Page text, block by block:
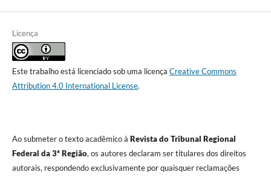
Licença
Este trabalho está licenciado sob uma licença Creative Commons
Attribution 4.0 International License.
Ao submeter o texto acadêmico à Revista do Tribunal Regional
Federal da 3ª Região, os autores declaram ser titulares dos direitos
autorais, respondendo exclusivamente por quaisquer reclamações